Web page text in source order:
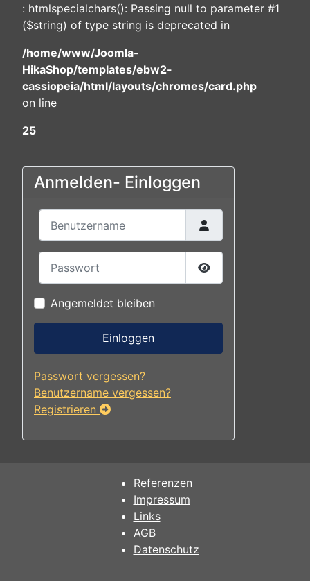
: htmlspecialchars(): Passing null to parameter #1
($string) of type string is deprecated in
/home/www/Joomla-
HikaShop/templates/ebw2-
cassiopeia/html/layouts/chromes/card.php
on line
25
Anmelden- Einloggen
Passwort anzeigen
Angemeldet bleiben
Einloggen
Passwort vergessen?
Benutzername vergessen?
Registrieren
Referenzen
Impressum
Links
AGB
Datenschutz